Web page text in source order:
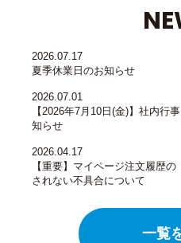
2026.07.17
夏季休業日のお知らせ
2026.07.01
【2026年7月10日(金)】社内行
知らせ
2026.04.17
【重要】マイページ注文履歴
されない不具合について
一覧